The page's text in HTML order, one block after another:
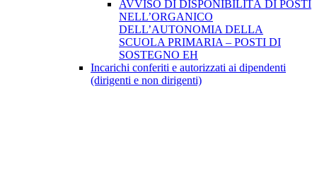
AVVISO DI DISPONIBILITÀ DI POSTI
NELL’ORGANICO
DELL’AUTONOMIA DELLA
SCUOLA PRIMARIA – POSTI DI
SOSTEGNO EH
Incarichi conferiti e autorizzati ai dipendenti
(dirigenti e non dirigenti)